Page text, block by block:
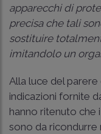
apparecchi di
precisa che tali
sostituire
imitandolo un
Alla luce del
indicazioni fornite
hanno ritenuto che
sono da ricondurre